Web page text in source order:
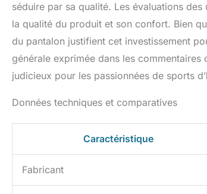
séduire par sa qualité. Les évaluations
la qualité du produit et son confort. Bien
du pantalon justifient cet investissement
générale exprimée dans les
judicieux pour les passionnées de sports
Données techniques et comparatives
Caractéristique
Fabricant